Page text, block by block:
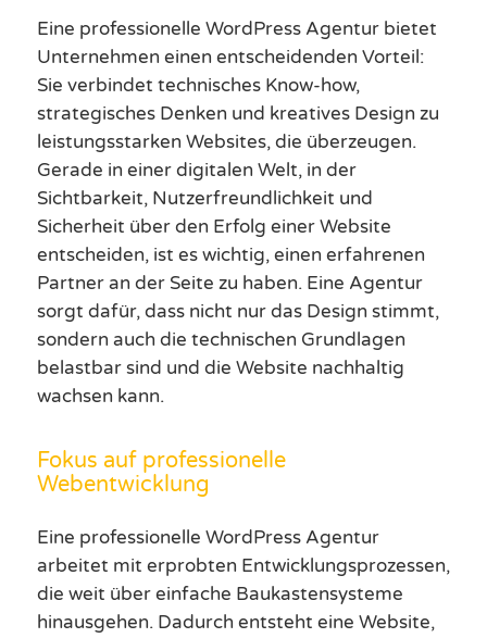
Eine professionelle WordPress Agentur bietet
Unternehmen einen entscheidenden Vorteil:
Sie verbindet technisches Know-how,
strategisches Denken und kreatives Design zu
leistungsstarken Websites, die überzeugen.
Gerade in einer digitalen Welt, in der
Sichtbarkeit, Nutzerfreundlichkeit und
Sicherheit über den Erfolg einer Website
entscheiden, ist es wichtig, einen erfahrenen
Partner an der Seite zu haben. Eine Agentur
sorgt dafür, dass nicht nur das Design stimmt,
sondern auch die technischen Grundlagen
belastbar sind und die Website nachhaltig
wachsen kann.
Fokus auf professionelle
Webentwicklung
Eine professionelle WordPress Agentur
arbeitet mit erprobten Entwicklungsprozessen,
die weit über einfache Baukastensysteme
hinausgehen. Dadurch entsteht eine Website,